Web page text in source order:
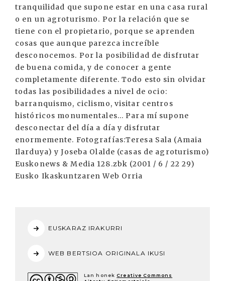
EUSKARAZ IRAKURRI
WEB BERTSIOA ORIGINALA IKUSI
Lan honek Creative Commons